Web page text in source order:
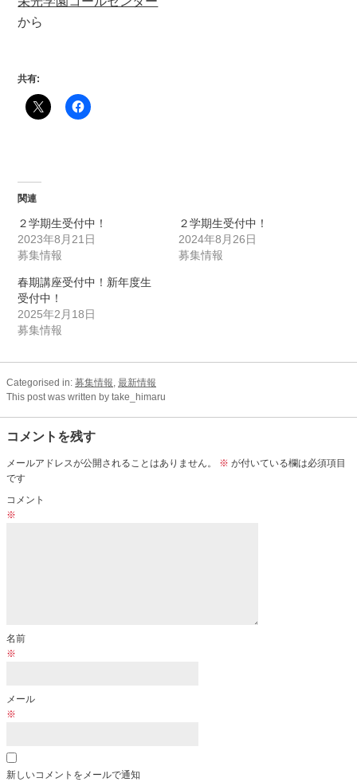
から
共有:
関連
２学期生受付中！
2023年8月21日
募集情報
２学期生受付中！
2024年8月26日
募集情報
春期講座受付中！新年度生
受付中！
2025年2月18日
募集情報
Categorised in: 募集情報, 最新情報
This post was written by take_himaru
コメントを残す
メールアドレスが公開されることはありません。 ※ が付いている欄は必須項目
です
コメント
※
名前
※
メール
※
新しいコメントをメールで通知